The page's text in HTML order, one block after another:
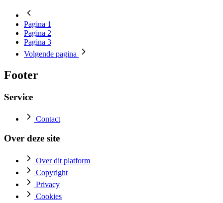
Pagina 1
Pagina 2
Pagina 3
Volgende pagina
Footer
Service
Contact
Over deze site
Over dit platform
Copyright
Privacy
Cookies